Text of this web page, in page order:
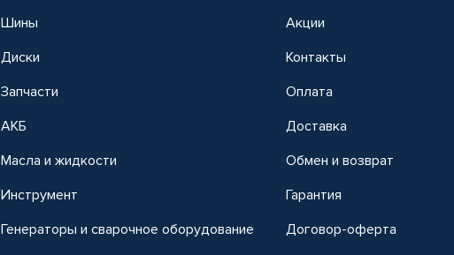
Шины
Диски
Запчасти
АКБ
Масла и жидкости
Инструмент
Генераторы и сварочное оборудование
Акции
Контакты
Оплата
Доставка
Обмен и возврат
Гарантия
Договор-оферта